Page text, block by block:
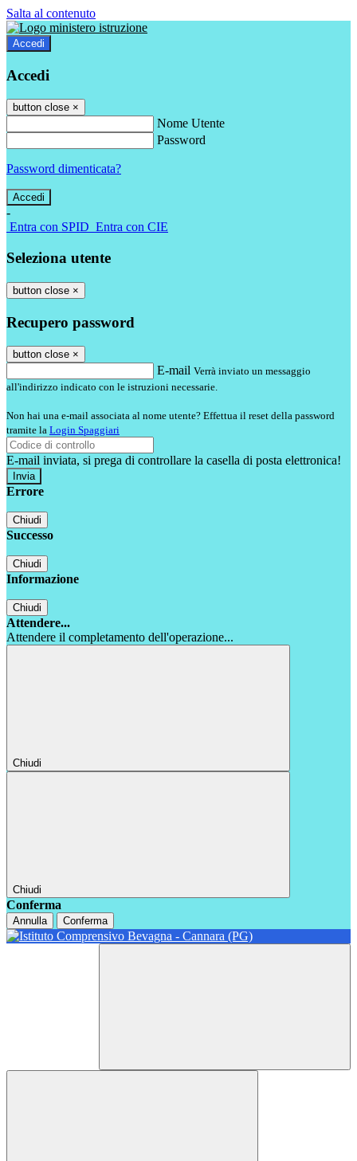
Salta al contenuto
Accedi
Accedi
button close ×
Nome Utente
Password
Password dimenticata?
-
Entra con SPID Entra con CIE
Seleziona utente
button close ×
Recupero password
button close ×
E-mail Verrà inviato un messaggio
all'indirizzo indicato con le istruzioni necessarie.
Non hai una e-mail associata al nome utente? Effettua il reset della password
tramite la Login Spaggiari
E-mail inviata, si prega di controllare la casella di posta elettronica!
Errore
Chiudi
Successo
Chiudi
Informazione
Chiudi
Attendere...
Attendere il completamento dell'operazione...
Chiudi
Chiudi
Conferma
Annulla Conferma